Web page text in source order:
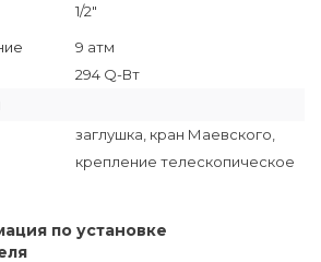
1/2"
9 атм
294 Q-Вт
заглушка, кран Маевского,
крепление телескопическое
по установке